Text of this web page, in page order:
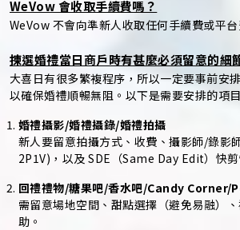
WeVow 會收取手續費嗎？
WeVow 不會向準新人收取任何手續費或平台
揀選婚禮當日商戶時有甚麼必須留意的細
大喜日有很多繁複程序，所以一定要事前安
以確保婚禮順暢無阻。以下是需要安排的項目
婚禮攝影/婚禮攝錄/婚禮拍攝
新人要留意拍攝方式、收費、攝影師/錄影
2P1V)，以及 SDE（Same Day Edit）快剪
回禮禮物/糖果吧/香水吧/Candy
需留意場地空間、甜點選擇（避免易融）
助。